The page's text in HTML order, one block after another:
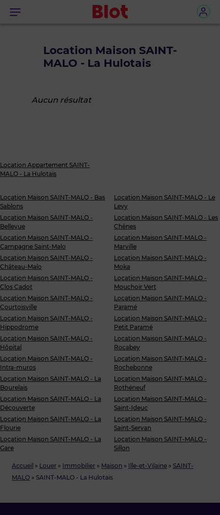
Menu
Accueil » Louer » Immobilier » Maison » Ille-et-Vilaine » SAINT-
MALO » SAINT-MALO - La Hulotais
Location Maison SAINT-
MALO - La Hulotais
Aucun résultat
Location Appartement SAINT-
MALO - La Hulotais
Location Maison SAINT-MALO - Bas
Sablons
Location Maison SAINT-MALO -
Bellevue
Location Maison SAINT-MALO -
Campagne Saint-Malo
Location Maison SAINT-MALO -
Château-Malo
Location Maison SAINT-MALO -
Clos Cadot
Location Maison SAINT-MALO -
Courtoisville
Location Maison SAINT-MALO -
Hippodrome
Location Maison SAINT-MALO -
Hôpital
Location Maison SAINT-MALO -
Intra-muros
Location Maison SAINT-MALO - La
Bourelais
Location Maison SAINT-MALO - La
Découverte
Location Maison SAINT-MALO - La
Flourie
Location Maison SAINT-MALO - La
Gare
Location Maison SAINT-MALO - Le
Levy
Location Maison SAINT-MALO - Les
Chênes
Location Maison SAINT-MALO -
Marville
Location Maison SAINT-MALO -
Moka
Location Maison SAINT-MALO -
Mouchoir Vert
Location Maison SAINT-MALO -
Paramé
Location Maison SAINT-MALO -
Petit Paramé
Location Maison SAINT-MALO -
Rocabey
Location Maison SAINT-MALO -
Rochebonne
Location Maison SAINT-MALO -
Rothéneuf
Location Maison SAINT-MALO -
Saint-Ideuc
Location Maison SAINT-MALO -
Saint-Servan
Location Maison SAINT-MALO -
Sillon